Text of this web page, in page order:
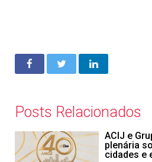
Posts Relacionados
ACIJ e
plenária
cidades e